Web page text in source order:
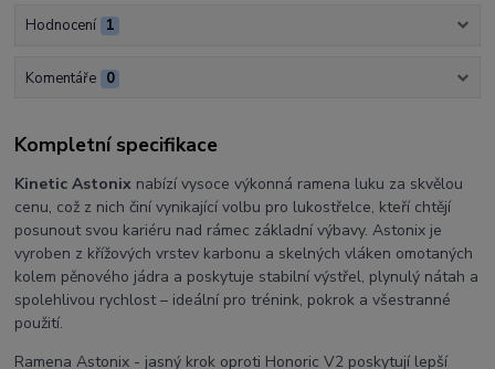
Hodnocení 1
Komentáře 0
Kompletní specifikace
Kinetic Astonix nabízí vysoce výkonná ramena luku za skvělou
cenu, což z nich činí vynikající volbu pro lukostřelce, kteří chtějí
posunout svou kariéru nad rámec základní výbavy. Astonix je
vyroben z křížových vrstev karbonu a skelných vláken omotaných
kolem pěnového jádra a poskytuje stabilní výstřel, plynulý nátah a
spolehlivou rychlost – ideální pro trénink, pokrok a všestranné
použití.
Ramena Astonix - jasný krok oproti Honoric V2 poskytují lepší